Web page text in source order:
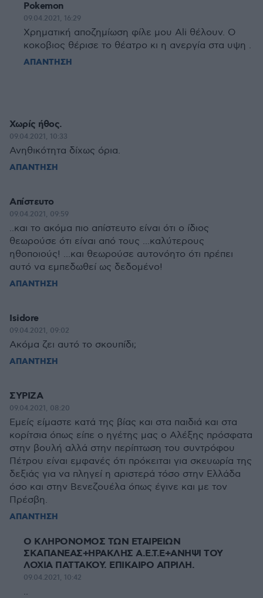
Pokemon
09.04.2021, 16:29
Χρηματική αποζημίωση φίλε μου Ali θέλουν. Ο
κοκοβιος θέρισε το θέατρο κι η ανεργία στα υψη .
ΑΠΑΝΤΗΣΗ
Χωρίς ήθος.
09.04.2021, 10:33
Ανηθικότητα δίχως όρια.
ΑΠΑΝΤΗΣΗ
Απίστευτο
09.04.2021, 09:59
..και το ακόμα πιο απίστευτο είναι ότι ο ίδιος
θεωρούσε ότι είναι από τους ...καλύτερους
ηθοποιούς! ...και θεωρούσε αυτονόητο ότι πρέπει
αυτό να εμπεδωθεί ως δεδομένο!
ΑΠΑΝΤΗΣΗ
Isidore
09.04.2021, 09:02
Ακόμα ζει αυτό το σκουπίδι;
ΑΠΑΝΤΗΣΗ
ΣΥΡΙΖΑ
09.04.2021, 08:20
Εμείς είμαστε κατά της βίας και στα παιδιά και στα
κορίτσια όπως είπε ο ηγέτης μας ο Αλέξης πρόσφατα
στην βουλή αλλά στην περίπτωση του συντρόφου
Πέτρου είναι εμφανές ότι πρόκειται για σκευωρία της
δεξιάς για να πληγεί η αριστερά τόσο στην Ελλάδα
όσο και στην Βενεζουέλα όπως έγινε και με τον
Πρέσβη.
ΑΠΑΝΤΗΣΗ
Ο ΚΛΗΡΟΝΟΜΟΣ ΤΩΝ ΕΤΑΙΡΕΙΩΝ
ΣΚΑΠΑΝΕΑΣ+ΗΡΑΚΛΗΣ Α.Ε.Τ.Ε+ΑΝΗΨΙ ΤΟΥ
ΛΟΧΙΑ ΠΑΤΤΑΚΟΥ. ΕΠΙΚΑΙΡΟ ΑΠΡΙΛΗ.
09.04.2021, 10:42
..